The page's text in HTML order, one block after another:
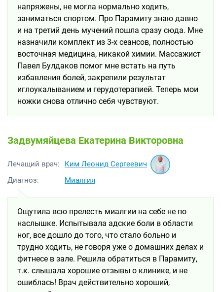
напряжены, не могла нормально ходить,
заниматься спортом. Про Парамиту знаю давно
и на третий день мучений пошла сразу сюда. Мне
назначили комплект из 3-х сеансов, полностью
восточная медицина, никакой химии. Массажист
Павел Булдаков помог мне встать на путь
избавления болей, закрепили результат
иглоукалыванием и герудотерапией. Теперь мои
ножки снова отлично себя чувствуют.
Задвумяйцева Екатерина Викторовна
Лечащий врач:
Ким Леонид Сергеевич
Диагноз:
Миалгия
Ощутила всю прелесть миалгии на себе не по
наслышке. Испытывала адские боли в области
ног, все дошло до того, что стало больно и
трудно ходить, не говоря уже о домашних делах и
фитнесе в зале. Решила обратиться в Парамиту,
т.к. слышала хорошие отзывы о клинике, и не
ошиблась! Врач действительно хороший,